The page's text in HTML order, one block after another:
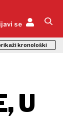
se
kronološki
U